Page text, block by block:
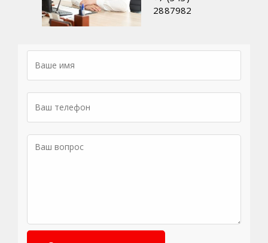
2887982